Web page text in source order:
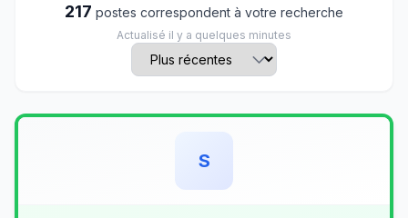
217 postes correspondent à votre recherche
Actualisé il y a quelques minutes
S